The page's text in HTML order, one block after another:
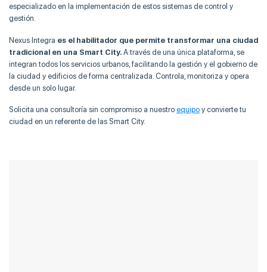
especializado en la implementación de estos sistemas de control y
gestión.
Nexus Integra es el habilitador que permite transformar una ciudad
tradicional en una Smart City. A través de una única plataforma, se
integran todos los servicios urbanos, facilitando la gestión y el gobierno de
la ciudad y edificios de forma centralizada. Controla, monitoriza y opera
desde un solo lugar.
Solicita una consultoría sin compromiso a nuestro equipo y convierte tu
ciudad en un referente de las Smart City.